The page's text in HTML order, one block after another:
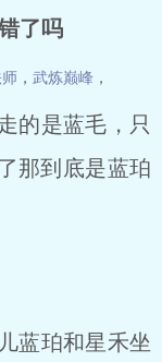
了吗
， 武炼巅峰 ，
的是蓝毛，只
那到底是蓝珀
蓝珀和星禾坐